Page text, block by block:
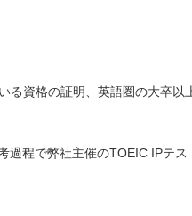
る資格の証明、英語圏の大卒以
過程で弊社主催のTOEIC IPテス